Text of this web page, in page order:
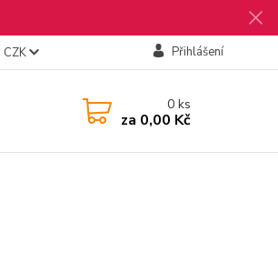
CZK Přihlášení
0ks
za 0,00 Kč